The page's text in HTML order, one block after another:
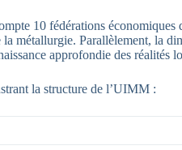
10 fédérations économiques
métallurgie. Parallèlement, la
approfondie des réalités
la structure de l’UIMM :